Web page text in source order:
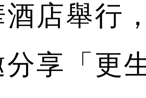
酒店舉行
分享「更